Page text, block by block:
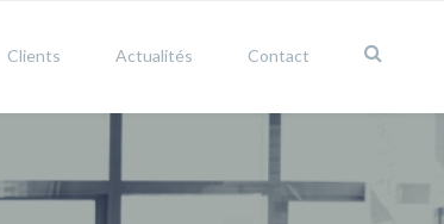
Clients Actualités Contact